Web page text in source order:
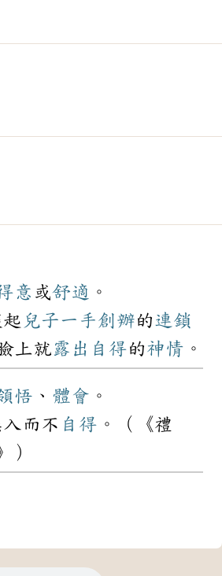
意 或舒適 。
兒子一手創辦的連鎖
上就 露出 自得的神情 。
悟 、 體會 。
入而不 自得 。（《禮
）